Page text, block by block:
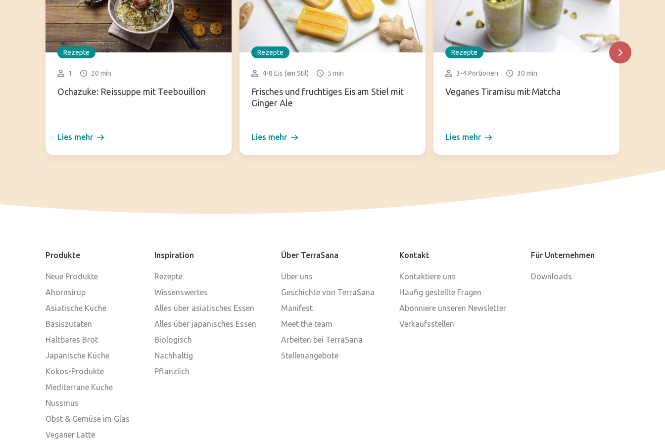
Rezepte
1 20 min
Ochazuke: Reissuppe mit Teebouillon
Lies mehr
Rezepte
4-8 Eis (am Stil) 5 min
Frisches und fruchtiges Eis am Stiel mit
Ginger Ale
Lies mehr
Rezepte
3-4 Portionen 30 min
Veganes Tiramisu mit Matcha
Lies mehr
Produkte
Neue Produkte
Ahornsirup
Asiatische Küche
Basiszutaten
Haltbares Brot
Japanische Küche
Kokos-Produkte
Mediterrane Küche
Nussmus
Obst & Gemüse im Glas
Veganer Latte
Inspiration
Rezepte
Wissenswertes
Alles über asiatisches Essen
Alles über japanisches Essen
Biologisch
Nachhaltig
Pflanzlich
Über TerraSana
Über uns
Geschichte von TerraSana
Manifest
Meet the team
Arbeiten bei TerraSana
Stellenangebote
Kontakt
Kontaktiere uns
Häufig gestellte Fragen
Abonniere unseren Newsletter
Verkaufsstellen
Für Unternehmen
Downloads